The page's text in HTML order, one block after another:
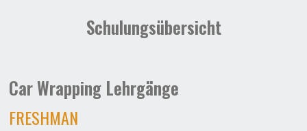
Schulungsübersicht
Car Wrapping Lehrgänge
FRESHMAN